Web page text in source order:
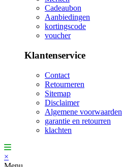
Cadeaubon
Aanbiedingen
kortingscode
voucher
Klantenservice
Contact
Retourneren
Sitemap
Disclaimer
Algemene voorwaarden
garantie en retourren
klachten
×